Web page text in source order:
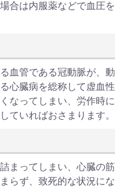
合は内服薬などで血圧
血管である冠動脈が、
心臓病を総称して虚血
なってしまい、労作時
ていればおさまります。
まってしまい、心臓の
らず、致死的な状況に